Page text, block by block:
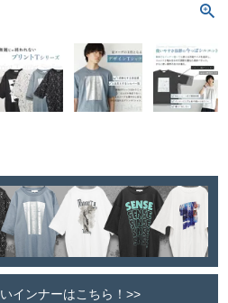
インナーはこちら！>>